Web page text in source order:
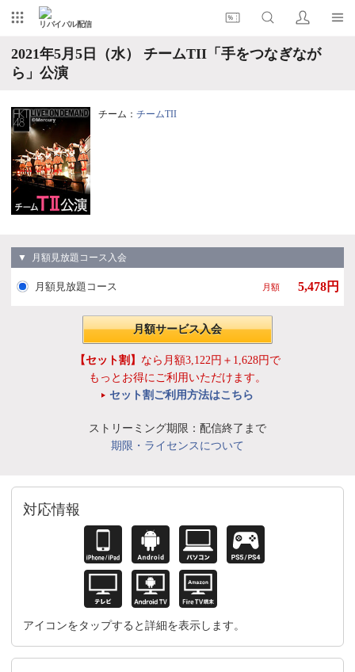
リバイバル配信
2021年5月5日（水） チームTII「手をつなぎなが
ら」公演
チーム： チームTII
▼ 月額見放題コース入会
月額見放題コース 月額 5,478円
月額サービス入会
【セット割】 なら月額3,122円＋1,628円で
もっとお得にご利用いただけます。
セット割ご利用方法はこちら
ストリーミング期限：配信終了まで
期限・ライセンスについて
対応情報
アイコンをタップすると詳細を表示します。